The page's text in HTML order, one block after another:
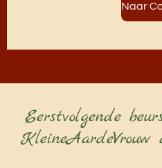
Naar
Eerstvolgende